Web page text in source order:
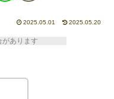
2025.05.01 2025.05.20
があります